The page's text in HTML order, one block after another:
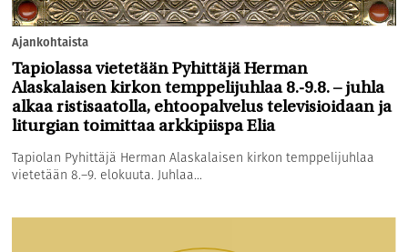
Ajankohtaista
Tapiolassa vietetään Pyhittäjä Herman
Alaskalaisen kirkon temppelijuhlaa 8.-9.8. – juhla
alkaa ristisaatolla, ehtoopalvelus televisioidaan ja
liturgian toimittaa arkkipiispa Elia
Tapiolan Pyhittäjä Herman Alaskalaisen kirkon temppelijuhlaa
vietetään 8.–9. elokuuta. Juhlaa...